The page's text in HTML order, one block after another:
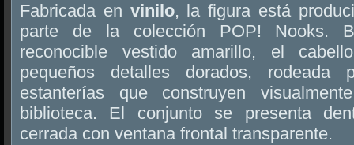
Fabricada en vinilo, la figura está
parte de la colección POP! Nooks.
reconocible vestido amarillo, el
pequeños detalles dorados,
estanterías que construyen
biblioteca. El conjunto se presenta
cerrada con ventana frontal transparente.